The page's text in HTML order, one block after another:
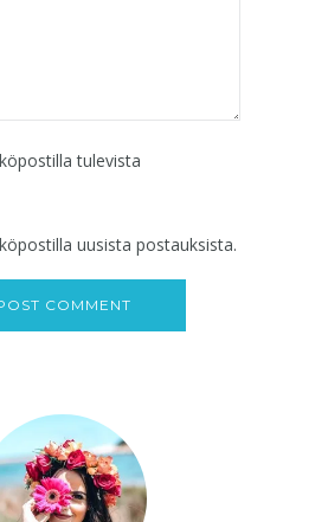
tulevista
uusista postauksista.